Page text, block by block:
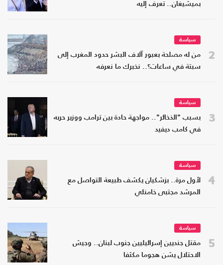
بميشيغان.. تعرف إليه
2
سياسة
من له مصلحة بعبور آلاف البشر حدود المغرب إلى
سبتة في ساعات؟.. نخبرك ما نعرفه
3
سياسة
بسبب "الذخائر".. مواجهة حادة بين ترامب ووزير حربه
في كامب ديفيد
4
سياسة
لأول مرة.. بزشكيان يكشف طبيعة التواصل مع
المرشد مجتبى خامنئي
5
سياسة
مقتل جنديين إسرائيليين جنوب لبنان.. وجيش
الاحتلال يشن هجوما مكثفا